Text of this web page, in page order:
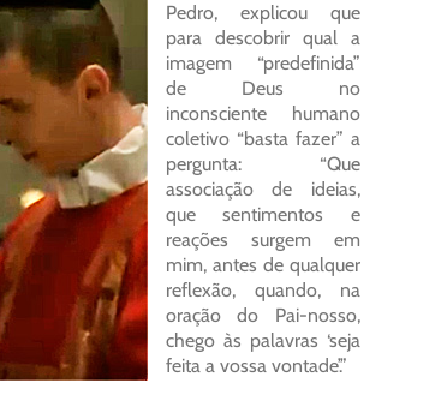
Pedro, explicou que
para descobrir qual a
imagem “predefinida”
de Deus no
inconsciente humano
coletivo “basta fazer” a
pergunta: “Que
associação de ideias,
que sentimentos e
reações surgem em
mim, antes de qualquer
reflexão, quando, na
oração do Pai-nosso,
chego às palavras ‘seja
feita a vossa vontade’.”